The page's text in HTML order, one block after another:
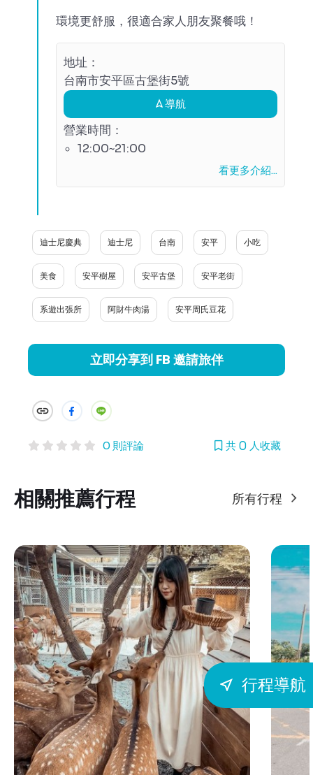
行程導航
環境更舒服，很適合家人朋友聚餐哦！
地址：
台南市安平區古堡街5號
導航
營業時間：
12:00~21:00
看更多介紹...
迪士尼慶典 迪士尼 台南 安平 小吃
美食 安平樹屋 安平古堡 安平老街
系遊出張所 阿財牛肉湯 安平周氏豆花
立即分享到 FB 邀請旅伴
0 則評論 共 0 人收藏
相關推薦行程 所有行程